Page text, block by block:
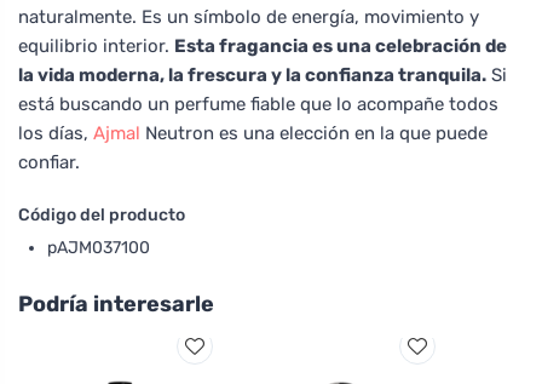
naturalmente. Es un símbolo de energía, movimiento y
equilibrio interior. Esta fragancia es una celebración de
la vida moderna, la frescura y la confianza tranquila. Si
está buscando un perfume fiable que lo acompañe todos
los días, Ajmal Neutron es una elección en la que puede
confiar.
Código del producto
pAJM037100
Podría interesarle